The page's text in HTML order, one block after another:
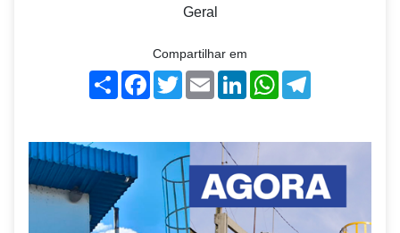
Geral
Compartilhar em
ShareFacebook
TwitterEmailLinkedInWhatsApp